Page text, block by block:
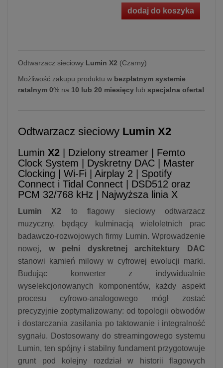
dodaj do koszyka
Odtwarzacz sieciowy Lumin X2 (Czarny)
Możliwość zakupu produktu w bezpłatnym systemie
ratalnym 0% na 10 lub 20 miesięcy lub specjalna oferta!
Odtwarzacz sieciowy Lumin X2
Lumin X2 | Dzielony streamer | Femto
Clock System | Dyskretny DAC | Master
Clocking | Wi-Fi | Airplay 2 | Spotify
Connect i Tidal Connect | DSD512 oraz
PCM 32/768 kHz | Najwyższa linia X
Lumin X2 to flagowy sieciowy odtwarzacz
muzyczny, będący kulminacją wieloletnich prac
badawczo-rozwojowych firmy Lumin. Wprowadzenie
nowej, w pełni dyskretnej architektury DAC
stanowi kamień milowy w cyfrowej ewolucji marki.
Budując konwerter z indywidualnie
wyselekcjonowanych komponentów, każdy aspekt
procesu cyfrowo-analogowego mógł zostać
precyzyjnie zoptymalizowany: od topologii obwodów
i dostarczania zasilania po taktowanie i integralność
sygnału. Dostosowany do streamingowego systemu
Lumin, ten spójny i stabilny fundament przygotowuje
grunt pod kolejny rozdział w historii flagowych